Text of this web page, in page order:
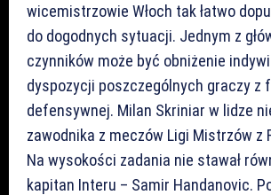
wicemistrzowie Włoch tak łatwo
do dogodnych sytuacji. Jednym z
czynników może być obniżenie
dyspozycji poszczególnych graczy z
defensywnej. Milan Skriniar w lidze
zawodnika z meczów Ligi Mistrzów z
Na wysokości zadania nie stawał
kapitan Interu – Samir Handanovic.